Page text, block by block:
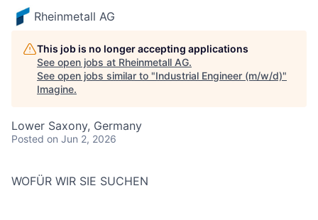
Rheinmetall AG
This job is no longer accepting applications
See open jobs at Rheinmetall AG.
See open jobs similar to "Industrial Engineer (m/w/d)"
Imagine.
Lower Saxony, Germany
Posted on Jun 2, 2026
WOFÜR WIR SIE SUCHEN